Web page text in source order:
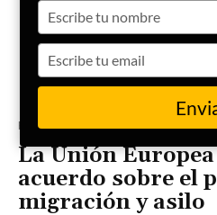
Portada Internacional Europa
La Unión
acuerdo sobre el
migración y asilo
your
name
your
email